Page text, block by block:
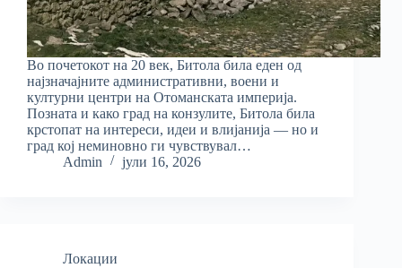
Во почетокот на 20 век, Битола била еден од
најзначајните административни, воени и
културни центри на Отоманската империја.
Позната и како град на конзулите, Битола била
крстопат на интереси, идеи и влијанија — но и
град кој неминовно ги чувствувал…
Admin
јули 16, 2026
Локации